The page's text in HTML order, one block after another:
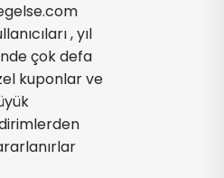
, yıl
çok defa
kuponlar ve